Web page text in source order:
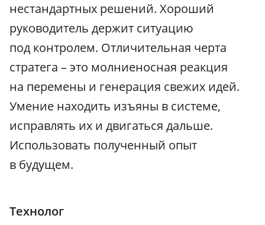
нестандартных решений. Хороший
руководитель держит ситуацию
под контролем. Отличительная черта
стратега – это молниеносная реакция
на перемены и генерация свежих идей.
Умение находить изъяны в системе,
исправлять их и двигаться дальше.
Использовать полученный опыт
в будущем.
Технолог